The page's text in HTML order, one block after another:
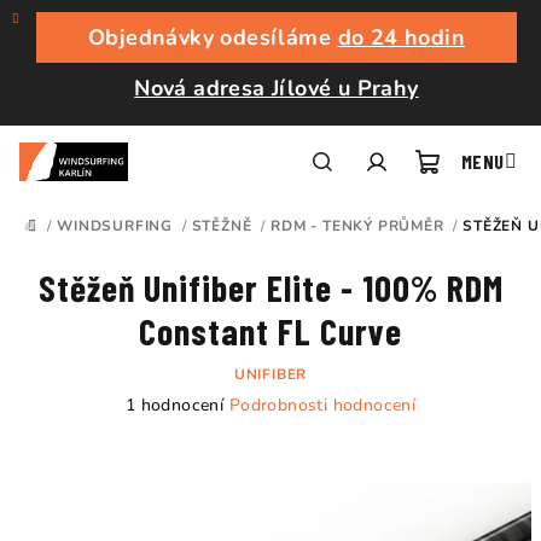
Přejít
obsah
Objednávky odesíláme do 24 hodin
Nová adresa Jílové u Prahy
košík
DOMŮ
/ WINDSURFING / STĚŽNĚ / RDM - TENKÝ PRŮMĚR / STĚŽEŇ
Stěžeň Unifiber Elite - 100% RDM
Constant FL Curve
UNIFIBER
Průměrné
1 hodnocení Podrobnosti hodnocení